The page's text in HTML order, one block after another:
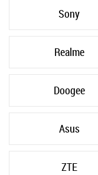
Sony
Realme
Doogee
Asus
ZTE